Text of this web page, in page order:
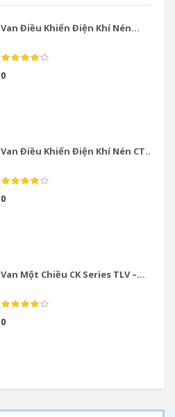
Van Điều Khiển Điện Khí Nén...
0
Van Điều Khiển Điện Khí Nén CT...
0
Van Một Chiều CK Series TLV –...
0